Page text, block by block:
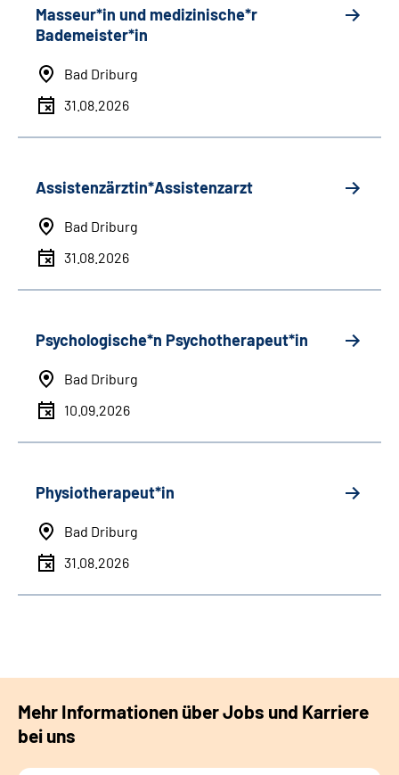
Masseur*in und medizinische*r
Bademeister*in
Bad Driburg
31.08.2026
Assistenzärztin*Assistenzarzt
Bad Driburg
31.08.2026
Psychologische*n Psychotherapeut*in
Bad Driburg
10.09.2026
Physiotherapeut*in
Bad Driburg
31.08.2026
Mehr Informationen über Jobs und Karriere
bei uns